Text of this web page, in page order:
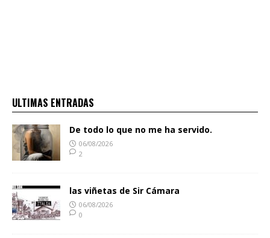
ULTIMAS ENTRADAS
De todo lo que no me ha servido.
06/08/2026
2
las viñetas de Sir Cámara
06/08/2026
0